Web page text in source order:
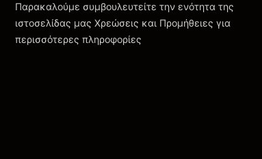
Χρεώσεις και Τέλη
Παρακαλούμε συμβουλευτείτε την ενότητα της
ιστοσελίδας μας Χρεώσεις και Προμήθειες για
περισσότερες πληροφορίες